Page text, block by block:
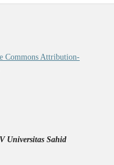
Commons Attribution-
Universitas Sahid